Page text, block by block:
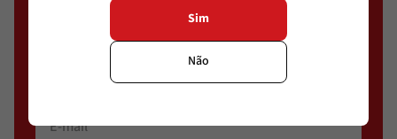
Cadastre-se e conheça ofertas exclusivas
Sim
Não